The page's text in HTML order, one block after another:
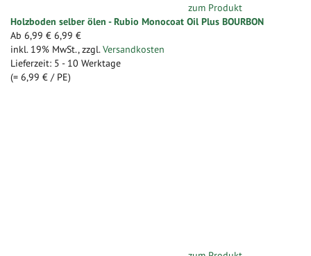
zum Produkt
Holzboden selber ölen - Rubio Monocoat Oil Plus BOURBON
Ab 6,99 € 6,99 €
inkl. 19% MwSt., zzgl. Versandkosten
Lieferzeit: 5 - 10 Werktage
(= 6,99 € / PE)